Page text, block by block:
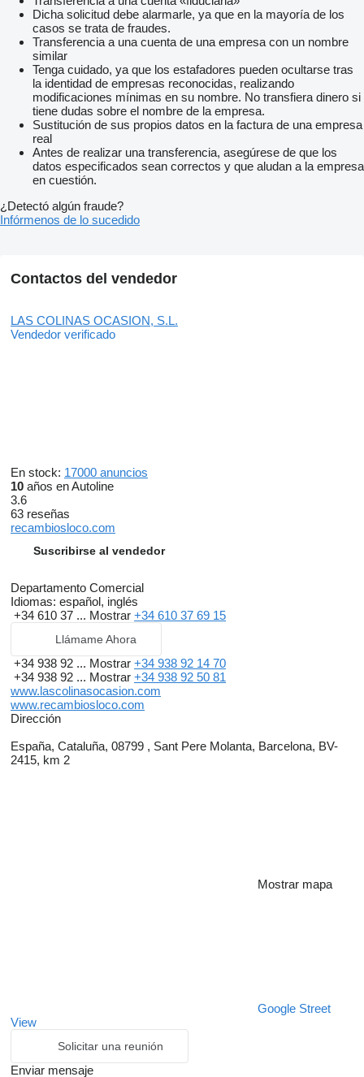
Dicha solicitud debe alarmarle, ya que en la mayoría de los
casos se trata de fraudes.
Transferencia a una cuenta de una empresa con un nombre
similar
Tenga cuidado, ya que los estafadores pueden ocultarse tras
la identidad de empresas reconocidas, realizando
modificaciones mínimas en su nombre. No transfiera dinero si
tiene dudas sobre el nombre de la empresa.
Sustitución de sus propios datos en la factura de una empresa
real
Antes de realizar una transferencia, asegúrese de que los
datos especificados sean correctos y que aludan a la empresa
en cuestión.
¿Detectó algún fraude?
Infórmenos de lo sucedido
Contactos del vendedor
LAS COLINAS OCASION, S.L.
Vendedor verificado
En stock: 17000 anuncios
10 años en Autoline
3.6
63 reseñas
recambiosloco.com
Suscribirse al vendedor
Departamento Comercial
Idiomas: español, inglés
+34 610 37 ... Mostrar +34 610 37 69 15
Llámame Ahora
+34 938 92 ... Mostrar +34 938 92 14 70
+34 938 92 ... Mostrar +34 938 92 50 81
www.lascolinasocasion.com
www.recambiosloco.com
Dirección
España, Cataluña, 08799 , Sant Pere Molanta, Barcelona, BV-
2415, km 2
Mostrar mapa
Google Street
View
Solicitar una reunión
Enviar mensaje